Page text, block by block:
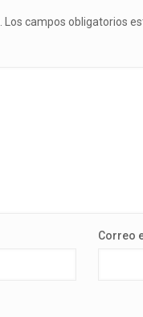
Los campos obligatorios
Correo